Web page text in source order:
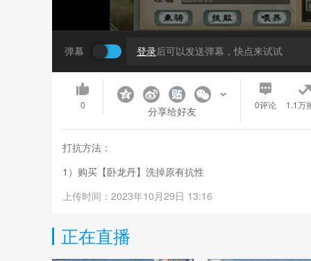
弹幕 登录后可以发送弹幕，快点来试试
0 分享给好友 0评论 1.1万
打抗方法：
1）购买【卧龙丹】洗掉原有抗性
2）找【曹大将】调整初始抗性（建议：直接花钱固定调
4）双混+忘 一般是初始抗性：混+忘 练妖2个13混2个13
上传时间：2023年10月29日 13:16
正在直播